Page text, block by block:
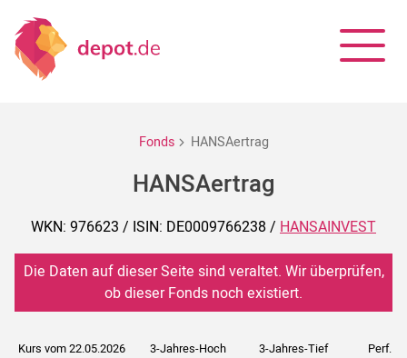
Fonds HANSAertrag
HANSAertrag
WKN: 976623 / ISIN: DE0009766238 / HANSAINVEST
Die Daten auf dieser Seite sind veraltet. Wir überprüfen,
ob dieser Fonds noch existiert.
Kurs vom 22.05.2026 3-Jahres-Hoch 3-Jahres-Tief Perf. 5J